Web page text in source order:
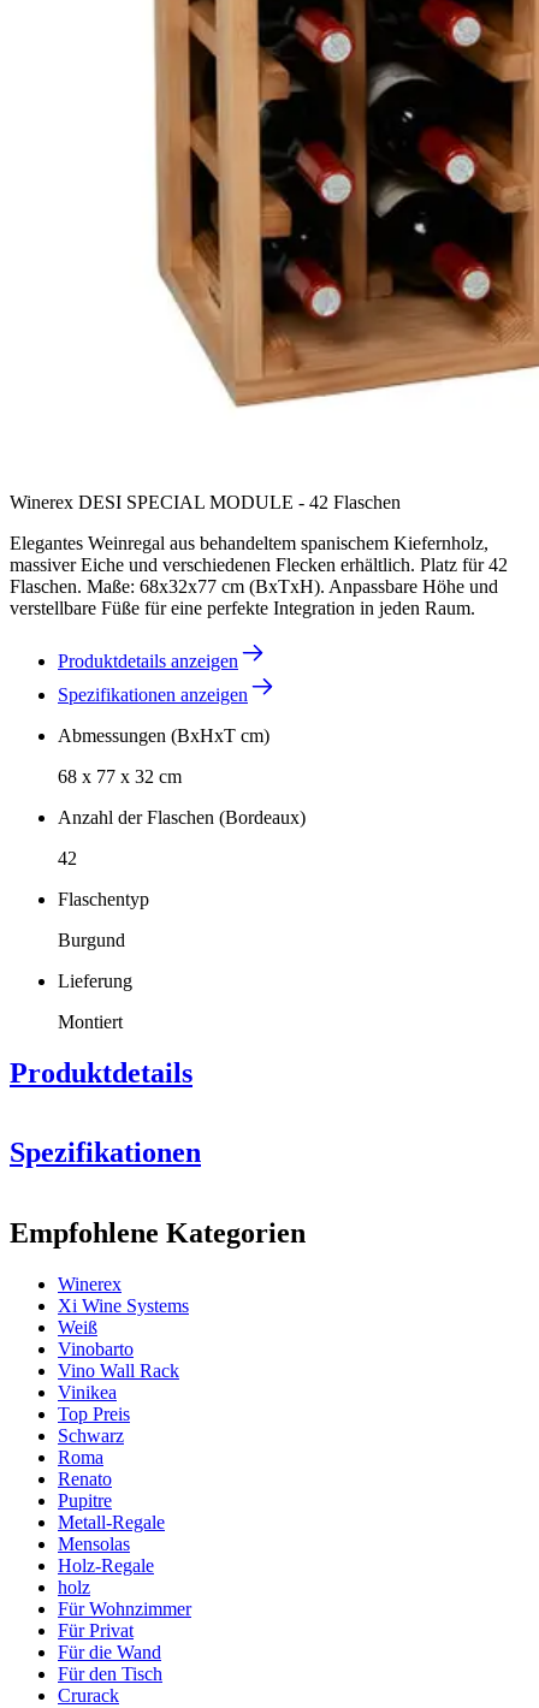
Winerex DESI SPECIAL MODULE - 42 Flaschen
Elegantes Weinregal aus behandeltem spanischem Kiefernholz,
massiver Eiche und verschiedenen Flecken erhältlich. Platz für 42
Flaschen. Maße: 68x32x77 cm (BxTxH). Anpassbare Höhe und
verstellbare Füße für eine perfekte Integration in jeden Raum.
Produktdetails anzeigen
Spezifikationen anzeigen
Abmessungen (BxHxT cm)
68 x 77 x 32 cm
Anzahl der Flaschen (Bordeaux)
42
Flaschentyp
Burgund
Lieferung
Montiert
Produktdetails
Schauen Sie sich hier Beispiele der Einrichtung mit Winerex-
Weinregalen an.
Machen Sie sich Ihre eigene Zusammenstellung aus diesen Modulen
in unserem online Weinkeller-Einrichtungstool (öffnet ein neues
Fenster und setzt voraus, dass Flash installiert ist)
Spezifikationen
ProduktnummerEX2061
Allgemein
Lieferung
Platzierung
ModularJa
Flaschen
Anzahl der Flaschen (Bordeaux)
Flaschentyp
Abmessungen (BxHxT cm)
Höhe (cm) 77
Breite (cm)68
Tiefe (cm)
32
Gewicht (kg)25
Empfohlene Kategorien
Winerex
Xi Wine Systems
Weiß
Vinobarto
Vino Wall Rack
Vinikea
Top Preis
Schwarz
Roma
Renato
Pupitre
Metall-Regale
Mensolas
Holz-Regale
holz
Für Wohnzimmer
Für Privat
Für die Wand
Für den Tisch
Crurack